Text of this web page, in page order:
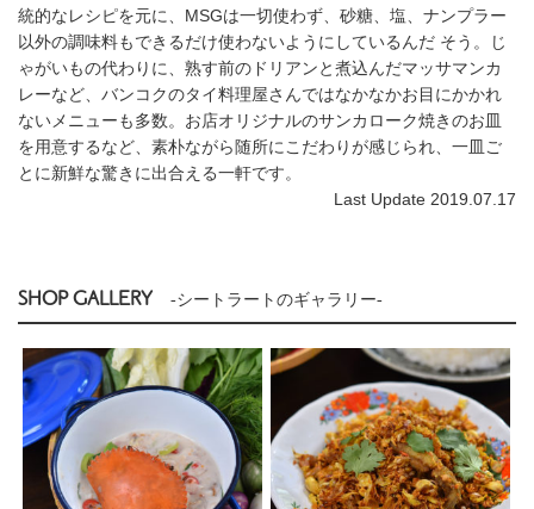
統的なレシピを元に、MSGは一切使わず、砂糖、塩、ナンプラー
以外の調味料もできるだけ使わないようにしているんだ そう。じ
ゃがいもの代わりに、熟す前のドリアンと煮込んだマッサマンカ
レーなど、バンコクのタイ料理屋さんではなかなかお目にかかれ
ないメニューも多数。お店オリジナルのサンカローク焼きのお皿
を用意するなど、素朴ながら随所にこだわりが感じられ、一皿ご
とに新鮮な驚きに出合える一軒です。
Last Update 2019.07.17
SHOP GALLERY -シートラートのギャラリー-